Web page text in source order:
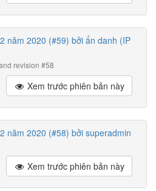
năm 2020 (#59) bởi ẩn danh (IP
revision #58
Xem trước phiên bản này
năm 2020 (#58) bởi superadmin
Xem trước phiên bản này